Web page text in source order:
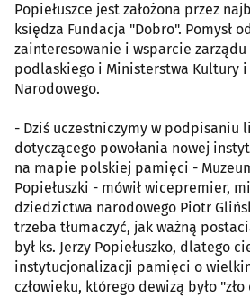
Popiełuszce jest założona przez
księdza Fundacja "Dobro". Pomysł
zainteresowanie i wsparcie zarządu
podlaskiego i Ministerstwa Kultury i
Narodowego.
- Dziś uczestniczymy w podpisaniu
dotyczącego powołania nowej
na mapie polskiej pamięci -
Popiełuszki - mówił wicepremier,
dziedzictwa narodowego Piotr
trzeba tłumaczyć, jak ważną
był ks. Jerzy Popiełuszko, dlatego
instytucjonalizacji pamięci o
człowieku, którego dewizą było